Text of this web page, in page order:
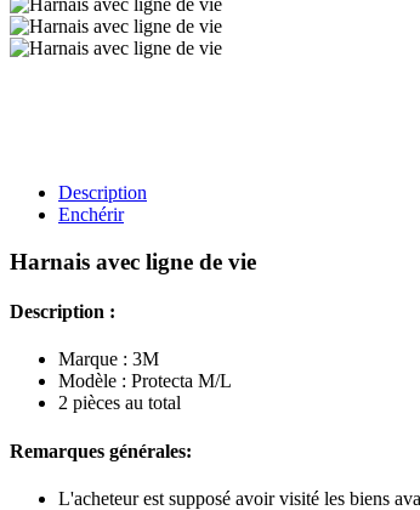
Description
Enchérir
Harnais avec ligne de vie
Description :
Marque : 3M
Modèle : Protecta M/L
2 pièces au total
Remarques générales:
L'acheteur est supposé avoir visité les biens